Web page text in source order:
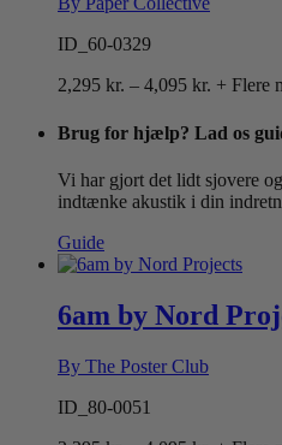
ID_60-0329
2,295 kr. – 4,095 kr.
til
4,095 kr.
+ Flere
Brug for hjælp? Lad os
Vi har gjort det lidt sjovere
indtænke akustik i din
Guide
6am by Nord
By The Poster Club
ID_80-0051